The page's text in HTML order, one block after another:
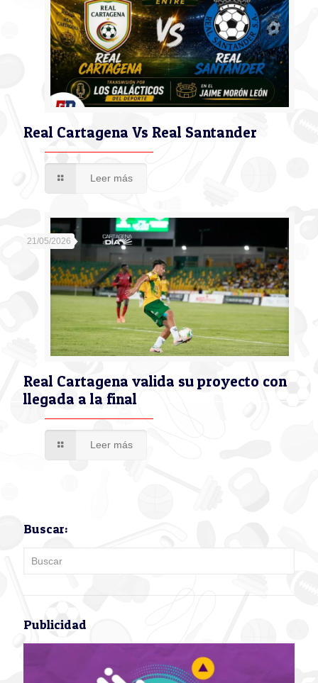
Real Cartagena Vs Real Santander
Leer más
21/05/2026
Real Cartagena valida su proyecto con
llegada a la final
Leer más
Buscar:
Publicidad